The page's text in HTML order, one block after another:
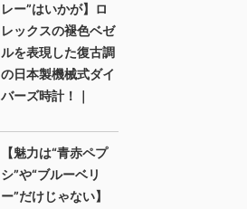
レー”はいかが】ロ
レックスの褪色ベゼ
ルを表現した復古調
の日本製機械式ダイ
バーズ時計！｜
【魅力は“青赤ペプ
シ”や“ブルーベリ
ー”だけじゃない】